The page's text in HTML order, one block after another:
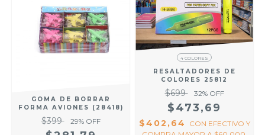
GOMA DE BORRAR
FORMA AVIONES (28418)
$399 29% OFF
4 COLORES
RESALTADORES DE
COLORES 25812
$699 32% OFF
$473,69
$402,64 CON EFECTIVO Y